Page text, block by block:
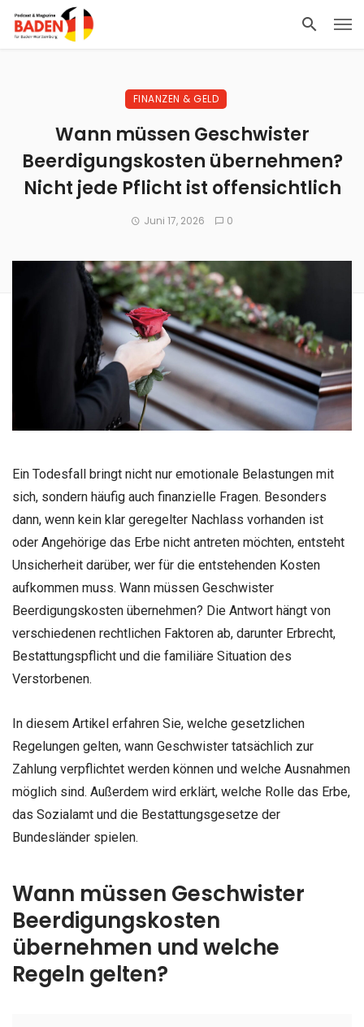
FINANZEN & GELD
Wann müssen Geschwister
Beerdigungskosten übernehmen?
Nicht jede Pflicht ist offensichtlich
Juni 17, 2026 0
Ein Todesfall bringt nicht nur emotionale Belastungen mit
sich, sondern häufig auch finanzielle Fragen. Besonders
dann, wenn kein klar geregelter Nachlass vorhanden ist
oder Angehörige das Erbe nicht antreten möchten, entsteht
Unsicherheit darüber, wer für die entstehenden Kosten
aufkommen muss. Wann müssen Geschwister
Beerdigungskosten übernehmen? Die Antwort hängt von
verschiedenen rechtlichen Faktoren ab, darunter Erbrecht,
Bestattungspflicht und die familiäre Situation des
Verstorbenen.
In diesem Artikel erfahren Sie, welche gesetzlichen
Regelungen gelten, wann Geschwister tatsächlich zur
Zahlung verpflichtet werden können und welche Ausnahmen
möglich sind. Außerdem wird erklärt, welche Rolle das Erbe,
das Sozialamt und die Bestattungsgesetze der
Bundesländer spielen.
Wann müssen Geschwister
Beerdigungskosten
übernehmen und welche
Regeln gelten?